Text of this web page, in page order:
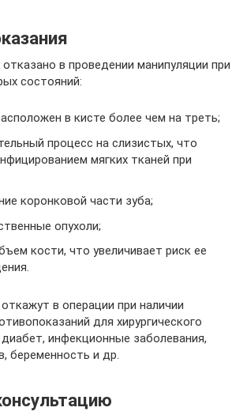
в проведении манипуляции при
состояний:
в кисте более чем на треть;
процесс на слизистых, что
мягких тканей при
коронковой части зуба;
опухоли;
кости, что увеличивает риск ее
в операции при наличии
для хирургического
инфекционные заболевания,
беременность и др.